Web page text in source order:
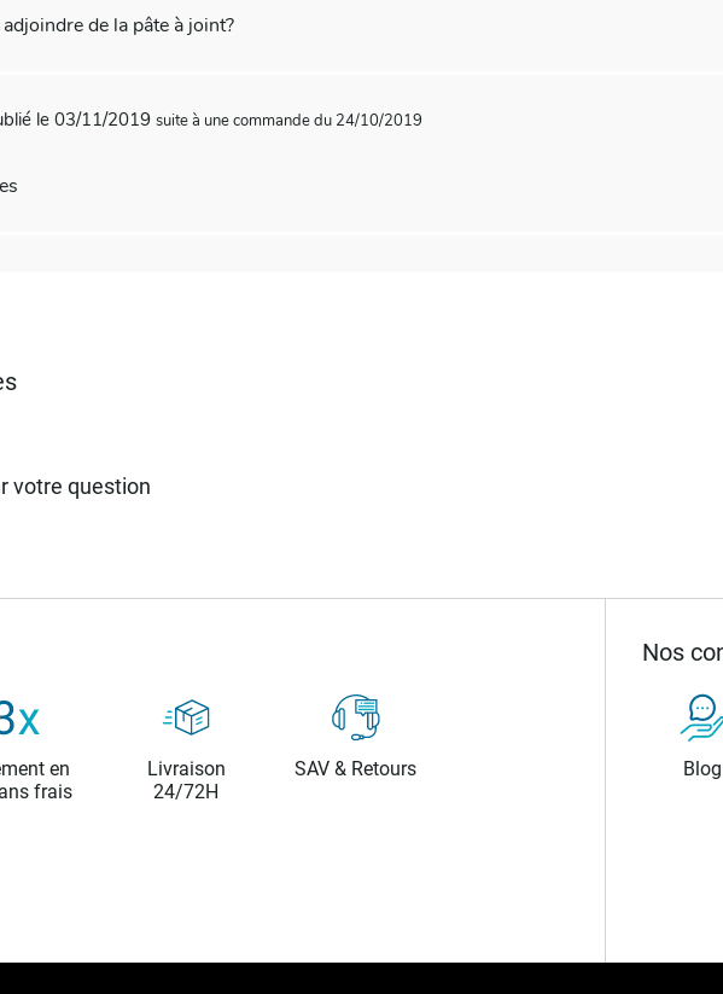
de la pâte à joint?
le 03/11/2019 suite à une commande du 24/10/2019
votre question
en
frais
Livraison
24/72H
SAV & Retours
Nos
Blog